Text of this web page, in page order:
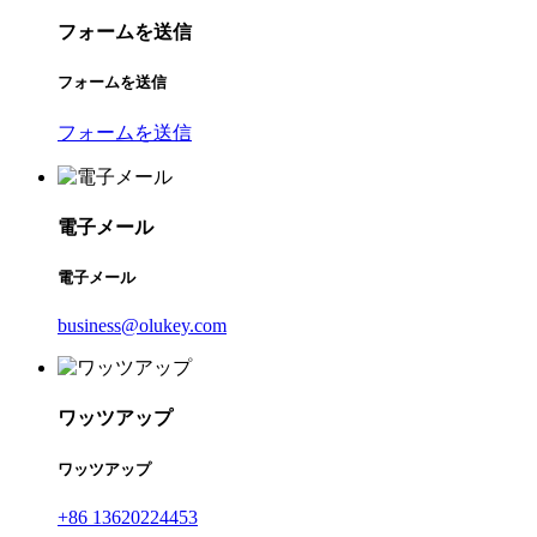
フォームを送信
フォームを送信
フォームを送信
電子メール
電子メール
business@olukey.com
ワッツアップ
ワッツアップ
+86 13620224453